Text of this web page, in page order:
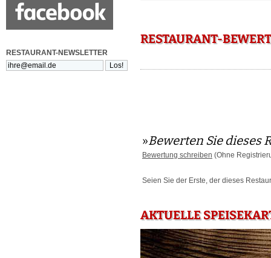
RESTAURANT-NEWSLETTER
RESTAURANT-
»Bewerten Sie dieses
Bewertung schreiben (Ohne
Seien Sie der Erste, der dieses
AKTUELLE